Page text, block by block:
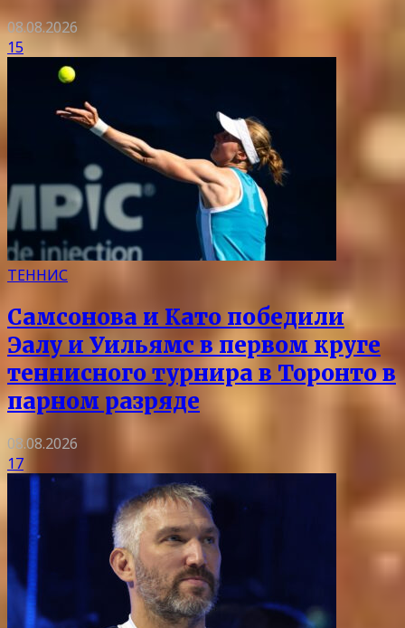
08.08.2026
15
ТЕННИС
Самсонова и Като победили
Эалу и Уильямс в первом круге
теннисного турнира в Торонто в
парном разряде
08.08.2026
17